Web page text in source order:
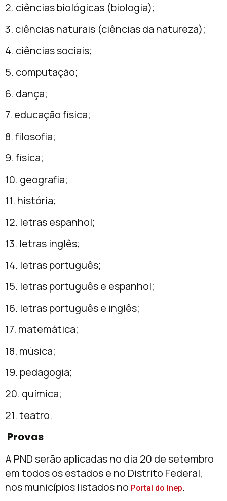
2. ciências biológicas (biologia);
3. ciências naturais (ciências da natureza);
4. ciências sociais;
5. computação;
6. dança;
7. educação física;
8. filosofia;
9. física;
10. geografia;
11. história;
12. letras espanhol;
13. letras inglês;
14. letras português;
15. letras português e espanhol;
16. letras português e inglês;
17. matemática;
18. música;
19. pedagogia;
20. química;
21. teatro.
Provas
A PND serão aplicadas no dia 20 de setembro
em todos os estados e no Distrito Federal,
nos municípios listados no Portal do Inep.